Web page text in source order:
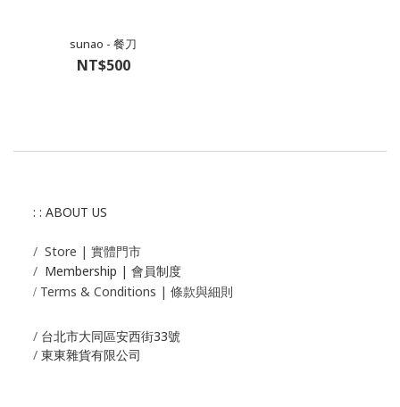
sunao - 餐刀
NT$500
: : ABOUT US
/ Store | 實體門市
/ Membership | 會員制度
/ Terms & Conditions | 條款與細則
/ 台北市大同區安西街33號
/ 東東雜貨有限公司